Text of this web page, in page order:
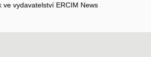
ve vydavatelství ERCIM News